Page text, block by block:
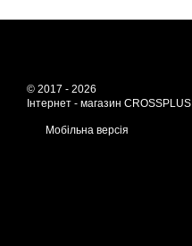
© 2017 - 2026
Інтернет - магазин CROSSPLUS
Мобільна версія